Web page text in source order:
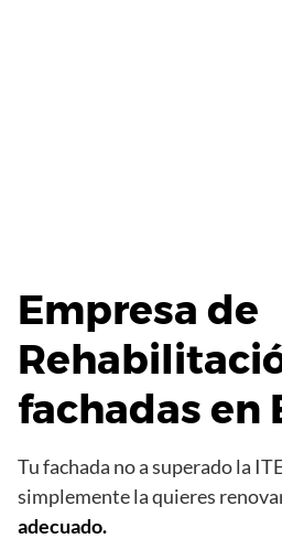
Empresa de
fachadas en
Tu fachada no a superado la
simplemente la quieres
adecuado.